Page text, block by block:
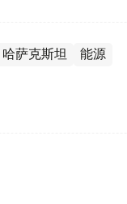
哈萨克斯坦 能源